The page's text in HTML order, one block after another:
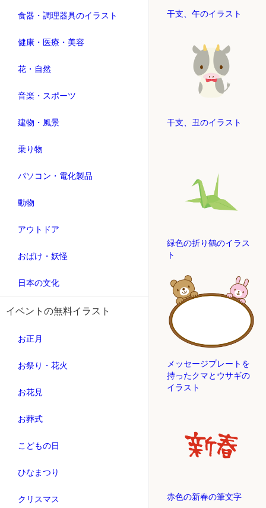
食器・調理器具のイラスト
健康・医療・美容
花・自然
音楽・スポーツ
建物・風景
乗り物
パソコン・電化製品
動物
アウトドア
おばけ・妖怪
日本の文化
イベントの無料イラスト
お正月
お祭り・花火
お花見
お葬式
こどもの日
ひなまつり
クリスマス
干支、午のイラスト
干支、丑のイラスト
緑色の折り鶴のイラス
ト
メッセージプレートを
持ったクマとウサギの
イラスト
赤色の新春の筆文字